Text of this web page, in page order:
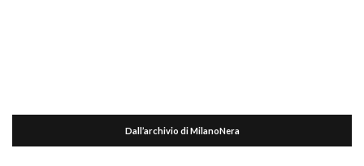
Dall’archivio di MilanoNera